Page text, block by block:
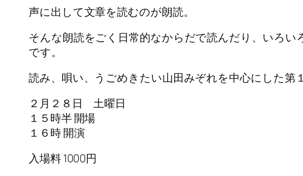
声に出して文章を読むのが朗読。
そんな朗読をごく日常的なからだで読んだり、いろい
です。
読み、唄い、うごめきたい山田みぞれを中心にした第
２月２８日 土曜日
１５時半 開場
１６時 開演
入場料 1000円